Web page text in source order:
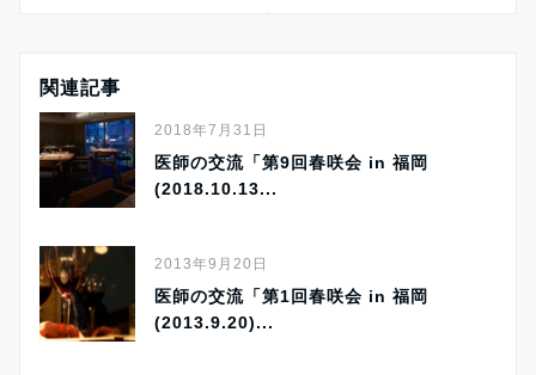
関連記事
2018年7月31日
医師の交流「第9回春咲会 in 福岡
(2018.10.13...
2013年9月20日
医師の交流「第1回春咲会 in 福岡
(2013.9.20)...